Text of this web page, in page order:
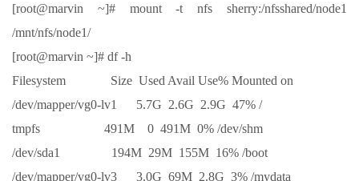
[root@marvin ~]# mount -t nfs sherry:/nfsshared/node1
/mnt/nfs/node1/
[root@marvin ~]# df -h
Filesystem Size Used Avail Use% Mounted on
/dev/mapper/vg0-lv1 5.7G 2.6G 2.9G 47% /
tmpfs 491M 0 491M 0% /dev/shm
/dev/sda1 194M 29M 155M 16% /boot
/dev/mapper/vg0-lv3 3.0G 69M 2.8G 3% /mydata